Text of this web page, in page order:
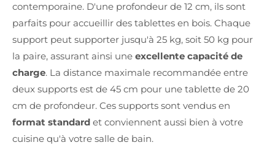
contemporaine. D'une profondeur de 12 cm, ils sont
parfaits pour accueillir des tablettes en bois. Chaque
support peut supporter jusqu'à 25 kg, soit 50 kg pour
la paire, assurant ainsi une excellente capacité de
charge. La distance maximale recommandée entre
deux supports est de 45 cm pour une tablette de 20
cm de profondeur. Ces supports sont vendus en
format standard et conviennent aussi bien à votre
cuisine qu'à votre salle de bain.